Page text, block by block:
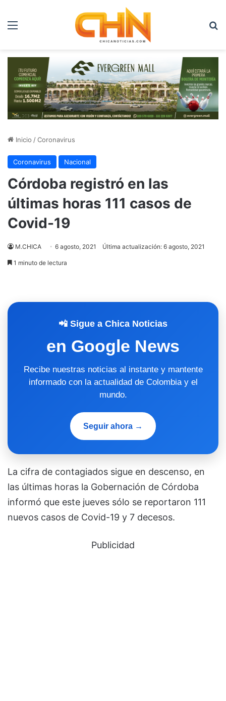
Menú
Inicio /Coronavirus
Coronavirus Nacional
Córdoba registró en las
últimas horas 111 casos de
Covid-19
M.CHICA 6 agosto, 2021 Última actualización: 6 agosto, 2021
1 minuto de lectura
📲 Sigue a Chica Noticias
en Google News
Recibe nuestras noticias al instante y mantente
informado con la actualidad de Colombia y el
mundo.
Seguir ahora →
La cifra de contagiados sigue en descenso, en
las últimas horas la Gobernación de Córdoba
informó que este jueves sólo se reportaron 111
nuevos casos de Covid-19 y 7 decesos.
Publicidad